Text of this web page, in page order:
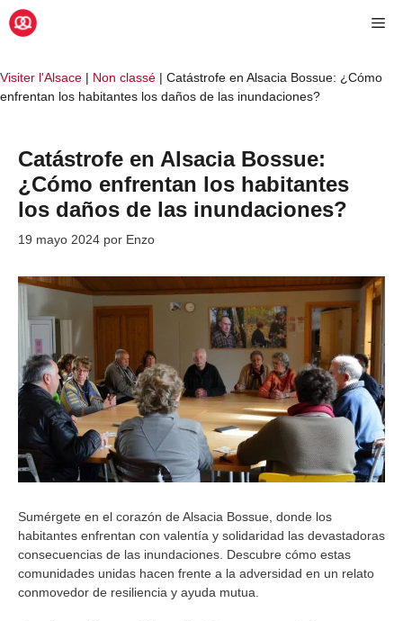
Saltar
Visiter l'Alsace | Non classé | Catástrofe en Alsacia Bossue: ¿Cómo
enfrentan los habitantes los daños de las inundaciones?
Catástrofe en Alsacia Bossue:
¿Cómo enfrentan los habitantes
los daños de las inundaciones?
19 mayo 2024 por Enzo
Sumérgete en el corazón de Alsacia Bossue, donde los
habitantes enfrentan con valentía y solidaridad las devastadoras
consecuencias de las inundaciones. Descubre cómo estas
comunidades unidas hacen frente a la adversidad en un relato
conmovedor de resiliencia y ayuda mutua.